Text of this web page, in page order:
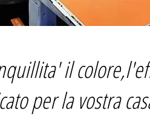
il
per la vostra